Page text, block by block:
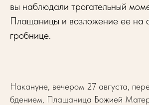
вы наблюдали трогательный
Плащаницы и возложение ее на
гробнице.
Накануне, вечером 27 августа,
бдением, Плащаница Божией